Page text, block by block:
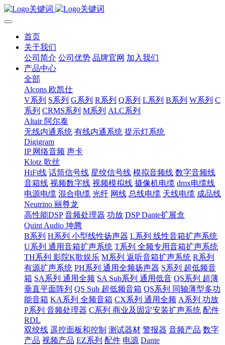
首页
关于我们
公司简介 公司优势 品牌官网 加入我们
产品中心
全部
Alcons 欧凯仕
V系列 S系列 G系列 R系列 Q系列 L系列 B系列 W系列 C
系列 CRMS系列 M系列 ALC系列
Altair 阿尔泰
无线内通系统 有线内通系统 提示灯系统
Digigram
IP 网络音频 声卡
Klotz 歌丝
HiFi线 话筒信号线 星绞信号线 模拟音频线 数字音频线
音箱线 视频数字线 视频模拟线 摄像机电缆 dmx电缆线
电源电缆 混合电缆 光纤 网线 总线电缆 天线电缆 成品线
Neutrino 丽尊龙
高性能DSP 音频处理器 功放 DSP Dante扩展盒
Quint Audio 坤腾
B系列 H系列 小型线性扬声器 L系列 线性音箱扩声系统
U系列 通用音箱扩声系统 T系列 全频专用音箱扩声系统
TH系列 影院K歌娱乐 M系列 返听音箱扩声系统 R系列
有源扩声系统 PH系列 通用全频扬声器 S系列 超低频音
箱 SA系列 通用全频 SA Sub系列 通用低音 QS系列 超薄
垂直平面阵列 QS Sub 超低频音箱 QS系列 同轴薄型多功
能音箱 KA系列 全频音箱 CX系列 通用全频 A系列 功放
P系列 音频处理器 C系列 商业及固定安装扩声系统 配件
RDL
双绞线 遥控面板和控制 测试器材 警报器 音频产品 数字
产品 视频产品 EZ系列 配件 电源 Dante